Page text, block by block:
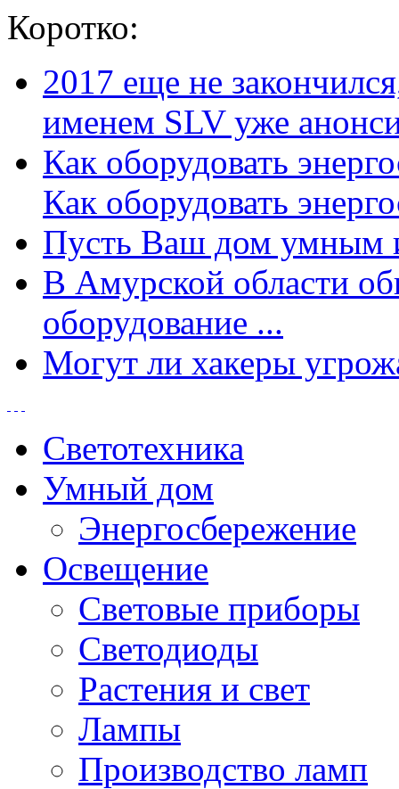
Коротко:
2017 еще не
именем SLV уже
Как оборудовать
Как оборудовать
Пусть Ваш дом умным
В Амурской области
оборудование ...
Могут ли хакеры
Светотехника
Умный дом
Энергосбережение
Освещение
Световые приборы
Светодиоды
Растения и свет
Лампы
Производство ламп